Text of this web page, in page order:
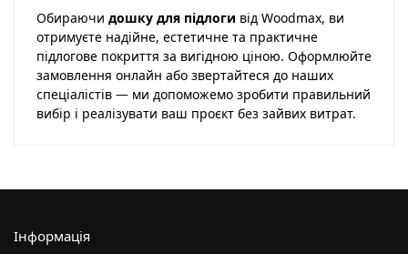
Обираючи дошку для підлоги від Woodmax, ви
отримуєте надійне, естетичне та практичне
підлогове покриття за вигідною ціною. Оформлюйте
замовлення онлайн або звертайтеся до наших
спеціалістів — ми допоможемо зробити правильний
вибір і реалізувати ваш проєкт без зайвих витрат.
Інформація